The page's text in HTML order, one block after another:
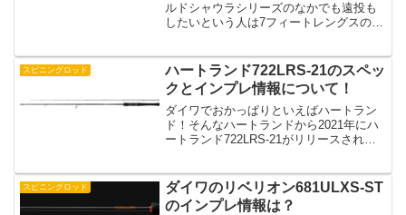
ルドシャウラシリーズのなかでも遠投も
したいという人は7フィートレングスのワ
ーということでバス釣りだったら繊細な
釣りだっ...
スピニングロッド
ハートランド722LRS-21のスペッ
クとインプレ情報について！
ダイワでおかっぱりといえばハートラン
ド！そんなハートランドから2021年にハ
ートランド722LRS-21がリリースされて
ペックなのか？インプレ情報はあるのか
など...
スピニングロッド
ダイワのリベリオン681ULXS-ST
のインプレ情報は？